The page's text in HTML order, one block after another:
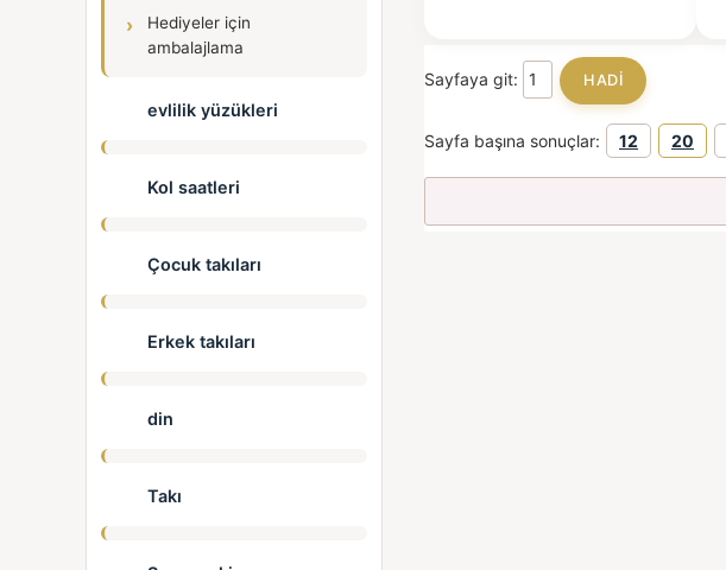
Hediyeler için
ambalajlama
evlilik yüzükleri
Kol saatleri
Çocuk takıları
Erkek takıları
din
Takı
Sayfaya git:
Sayfa başına sonuçlar: 12 20